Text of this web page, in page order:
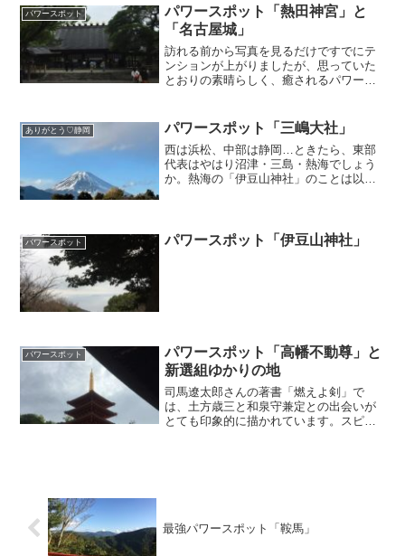
「あっ」と思い出したことがあります。
以前、比叡山でひいたおみくじ(大吉♡)
に、「弁財天様を信じるとよい」
パワースポット
パワースポット「熱田神宮」と
「名古屋城」
訪れる前から写真を見るだけですでにテ
ンションが上がりましたが、思っていた
とおりの素晴らしく、癒されるパワース
(^^;)素晴らしい神木も人々をやさしく迎
え入れてくれます。「お清水」では、石
に水を三回かけると願いが叶う、という
言い伝えがあります。
ありがとう♡静岡 パワースポット「三嶋大社」
西は浜松、中部は静岡…ときたら、東部
代表はやはり沼津・三島・熱海でしょう
か。熱海の「伊豆山神社」のことは以前
松」や「静岡」と比べると...
パワースポット パワースポット「伊豆山神社」
パワースポット
パワースポット「高幡不動尊」と
新選組ゆかりの地
司馬遼太郎さんの著書「燃えよ剣」で
は、土方歳三と和泉守兼定との出会いが
とても印象的に描かれています。スピリ
最強パワースポット「鞍馬」